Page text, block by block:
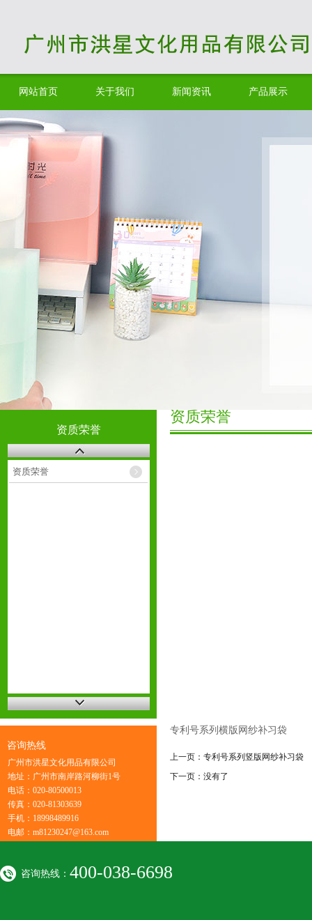
网站首页 关于我们 新闻资讯 产品展示
资质荣誉
资质荣誉
咨询热线
广州市洪星文化用品有限公司
地址：广州市南岸路河柳街1号
电话：020-80500013
传真：020-81303639
手机：18998489916
电邮：m81230247@163.com
资质荣誉
专利号系列横版网纱补习袋
上一页： 专利号系列竖版网纱补习袋
下一页：没有了
咨询热线： 400-038-6698